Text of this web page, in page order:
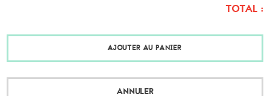
TOTAL :
ANNULER
AJOUTER AU PANIER